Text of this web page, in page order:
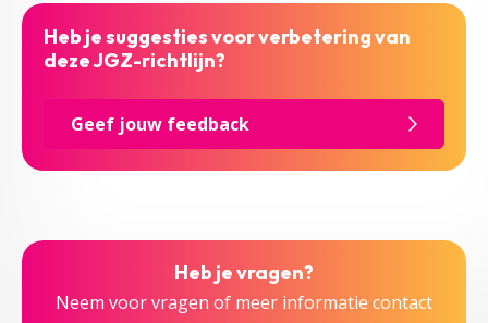
Heb je suggesties voor verbetering van
deze JGZ-richtlijn?
Geef jouw feedback
Heb je vragen?
Neem voor vragen of meer informatie contact